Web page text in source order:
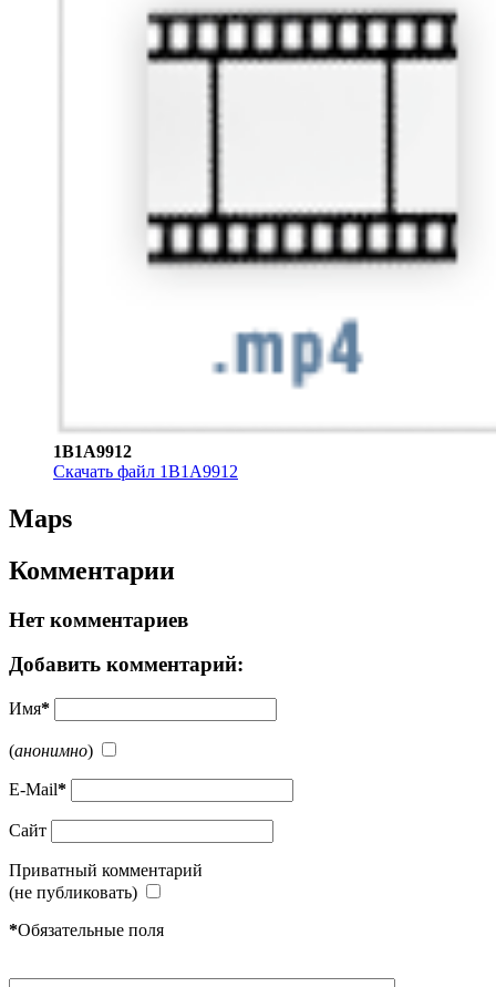
1B1A9912
Скачать файл 1B1A9912
Maps
Комментарии
Нет комментариев
Добавить комментарий:
Имя*
(анонимно)
E-Mail*
Сайт
Приватный комментарий
(не публиковать)
*Обязательные поля